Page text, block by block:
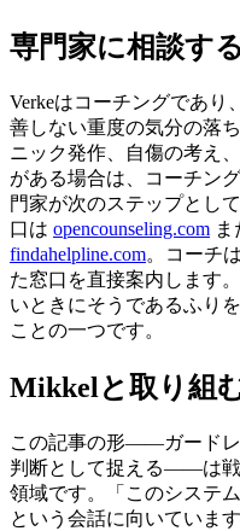
専門家に相談す
Verkeはコーチングであり
善しない重度の気分の落
ニック発作、自傷の考え
がある場合は、コーチン
門家が次のステップとし
口は opencounseling.com
findahelpline.com。コーチ
た窓口を直接案内します
いときにそうであるふり
ことの一つです。
Mikkelと取り組
この記事の形——ガード
判断として捉える——は
領域です。「このシステ
という会話に向いていま